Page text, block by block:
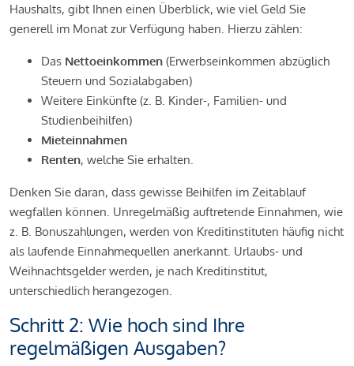
Haushalts, gibt Ihnen einen Überblick, wie viel Geld Sie
generell im Monat zur Verfügung haben. Hierzu zählen:
Das Nettoeinkommen (Erwerbseinkommen abzüglich
Steuern und Sozialabgaben)
Weitere Einkünfte (z. B. Kinder-, Familien- und
Studienbeihilfen)
Mieteinnahmen
Renten, welche Sie erhalten.
Denken Sie daran, dass gewisse Beihilfen im Zeitablauf
wegfallen können. Unregelmäßig auftretende Einnahmen, wie
z. B. Bonuszahlungen, werden von Kreditinstituten häufig nicht
als laufende Einnahmequellen anerkannt. Urlaubs- und
Weihnachtsgelder werden, je nach Kreditinstitut,
unterschiedlich herangezogen.
Schritt 2: Wie hoch sind Ihre
regelmäßigen Ausgaben?